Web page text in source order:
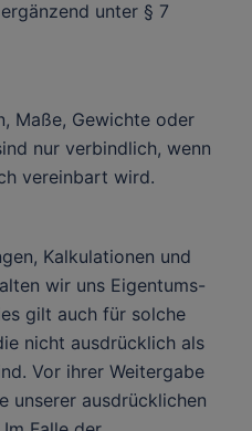
unter § 7
Maße, Gewichte oder
nur verbindlich, wenn
vereinbart wird.
Kalkulationen und
wir uns Eigentums-
gilt auch für solche
nicht ausdrücklich als
Vor ihrer Weitergabe
unserer ausdrücklichen